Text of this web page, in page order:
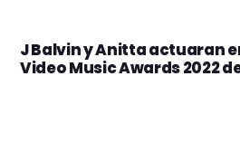
J Balvin y Anitta actuaran
Video Music Awards 2022